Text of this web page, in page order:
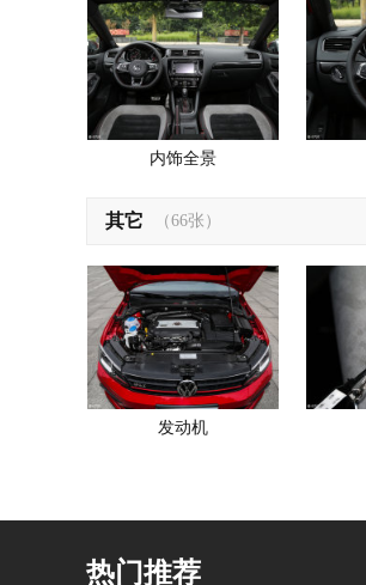
内饰全景
其它 （66张）
发动机
热门推荐